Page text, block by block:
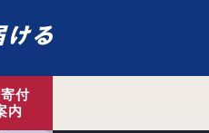
付
内